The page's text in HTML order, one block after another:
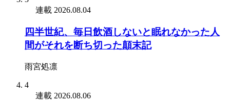
連載 2026.08.04
四半世紀、毎日飲酒しないと眠れなかった人
間がそれを断ち切った顛末記
雨宮処凛
4
連載 2026.08.06